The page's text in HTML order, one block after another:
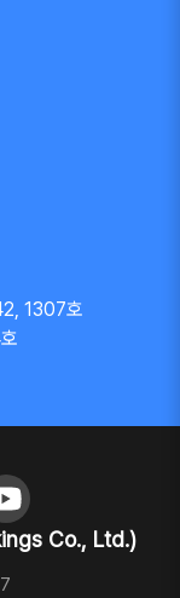
1307호
Co., Ltd.)